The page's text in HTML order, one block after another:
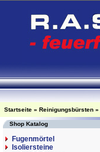
Startseite » Reinigungsbürsten »
Shop Katalog
Fugenmörtel
Isoliersteine